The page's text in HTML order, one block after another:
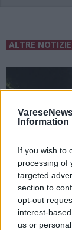
Information
If you wish to
processing of
targeted
section to
opt-out
interest-
us or
ALTRE